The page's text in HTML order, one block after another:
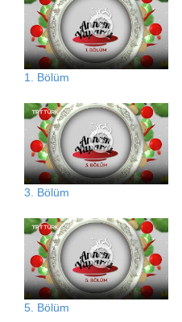
1. Bölüm
3. Bölüm
5. Bölüm